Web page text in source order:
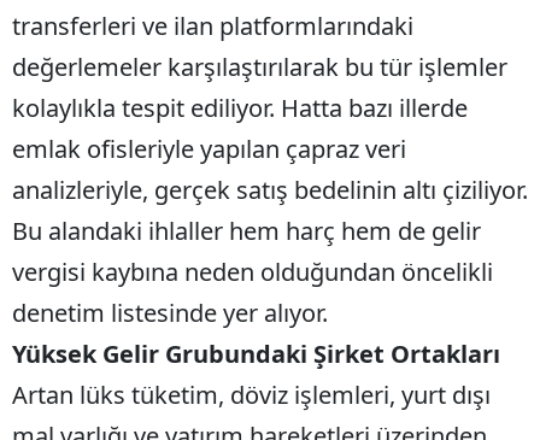
transferleri ve ilan platformlarındaki
değerlemeler karşılaştırılarak bu tür işlemler
kolaylıkla tespit ediliyor. Hatta bazı illerde
emlak ofisleriyle yapılan çapraz veri
analizleriyle, gerçek satış bedelinin altı çiziliyor.
Bu alandaki ihlaller hem harç hem de gelir
vergisi kaybına neden olduğundan öncelikli
denetim listesinde yer alıyor.
Yüksek Gelir Grubundaki Şirket Ortakları
Artan lüks tüketim, döviz işlemleri, yurt dışı